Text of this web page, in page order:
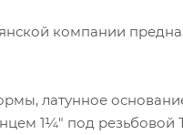
компании
латунное
1¼" под